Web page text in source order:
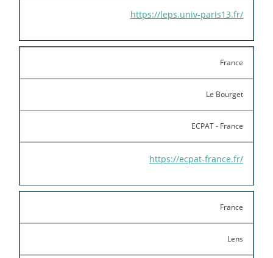
https://leps.univ-paris13.fr/
France
Le Bourget
ECPAT - France
https://ecpat-france.fr/
France
Lens